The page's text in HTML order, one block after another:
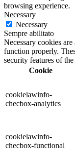
browsing experience.
Necessary
Necessary
Sempre abilitato
Necessary cookies
function properly.
security features of
Cookie
cookielawinfo-
checbox-analytics
cookielawinfo-
checbox-functional